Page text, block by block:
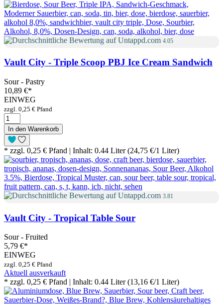
4.05
Vault City - Triple Scoop PBJ Ice Cream Sandwich
Sour - Pastry
10,89 €*
EINWEG
zzgl. 0,25 € Pfand
In den Warenkorb
* zzgl. 0,25 € Pfand | Inhalt: 0.44 Liter (24,75 €/1 Liter)
3.81
Vault City - Tropical Table Sour
Sour - Fruited
5,79 €*
EINWEG
zzgl. 0,25 € Pfand
Aktuell ausverkauft
* zzgl. 0,25 € Pfand | Inhalt: 0.44 Liter (13,16 €/1 Liter)